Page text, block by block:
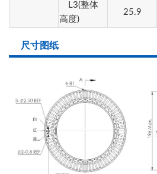
L3(整体
高度)
25.9
尺寸图纸